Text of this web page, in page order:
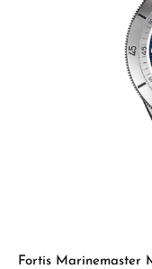
Fortis Marinemaster